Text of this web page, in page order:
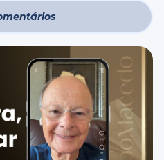
dos primogênitos, que